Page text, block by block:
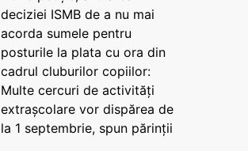
deciziei ISMB de a nu mai
acorda sumele pentru
posturile la plata cu ora din
cadrul cluburilor copiilor:
Multe cercuri de activități
extrașcolare vor dispărea de
la 1 septembrie, spun părinții